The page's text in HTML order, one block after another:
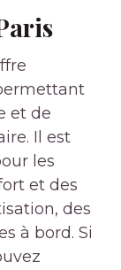
et de
Il est
les
et des
des
à bord. Si